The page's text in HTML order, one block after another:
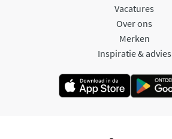
Vacatures
Over ons
Merken
Inspiratie & advies